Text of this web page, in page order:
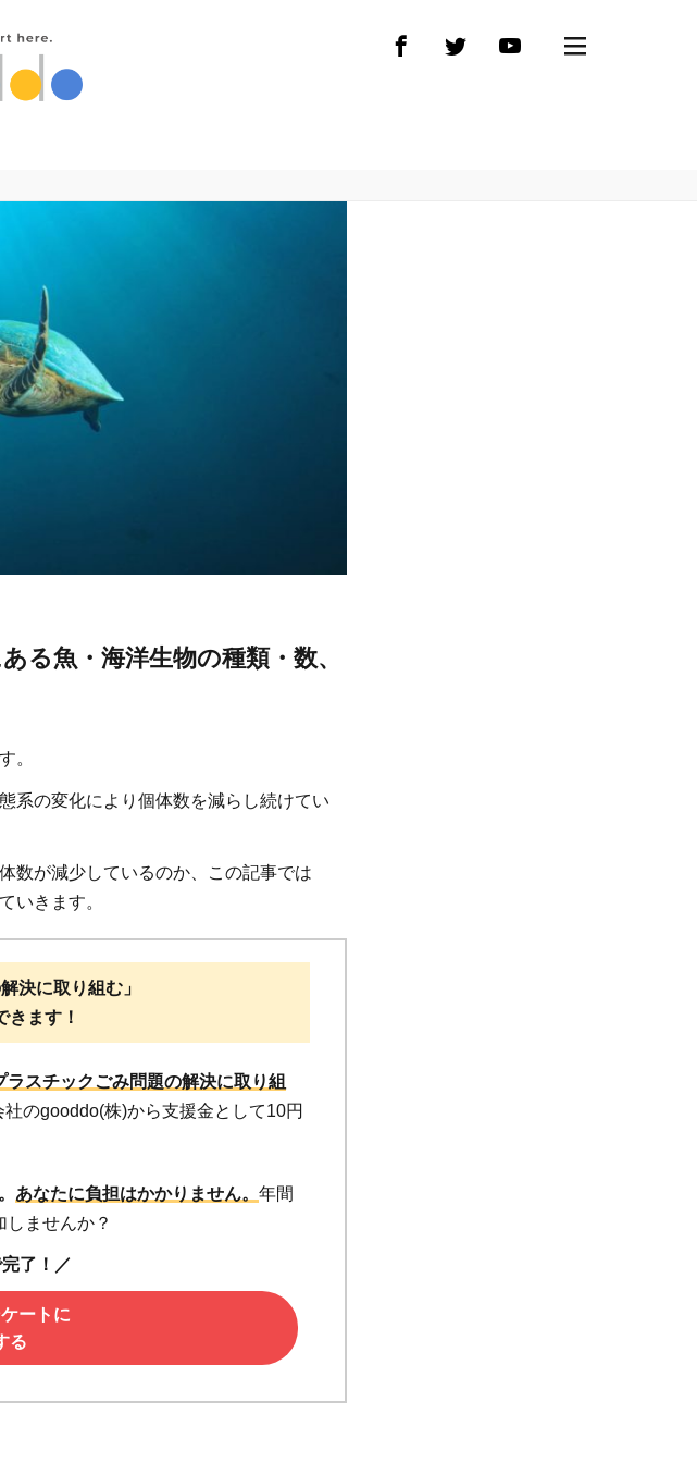
る魚・海洋生物の種類・数、
。
系の変化により個体数を減らし続けてい
数が減少しているのか、この記事では
いきます。
決に取り組む」
きます！
ラスチックごみ問題の解決に取り組
のgooddo(株)から支援金として10円
あなたに負担はかかりません。 年間
ませんか？
了！／
ートに
る